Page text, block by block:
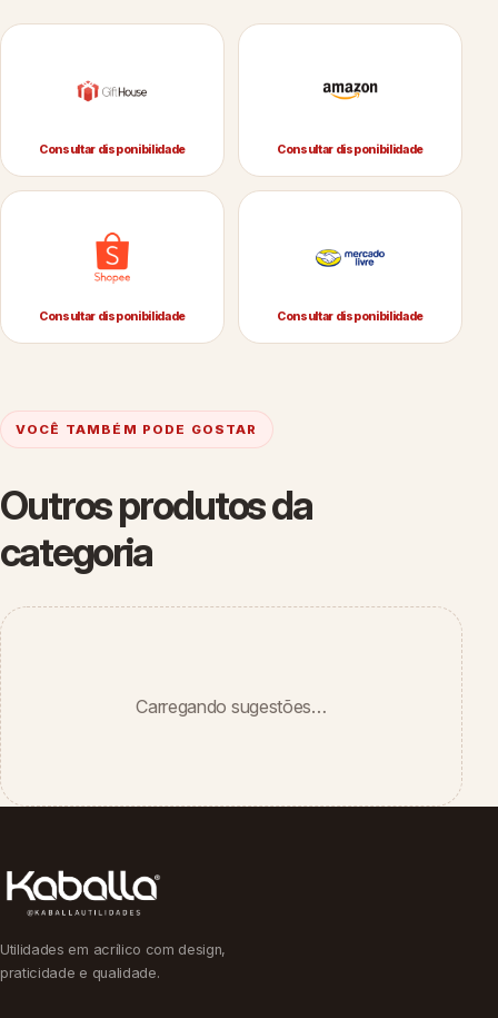
Consultar disponibilidade Consultar disponibilidade
Consultar disponibilidade Consultar disponibilidade
VOCÊ TAMBÉM PODE GOSTAR
Outros produtos da
categoria
Carregando sugestões…
Utilidades em acrílico com design,
praticidade e qualidade.